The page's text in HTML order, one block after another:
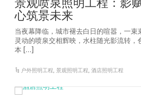
景观喷泉照明工程：影
心筑景未来
当夜幕降临，城市褪去白日的喧嚣，一束
灵动的喷泉交相辉映，水柱随光影流转，
本 […]
户外照明工程,景观照明工程,酒店照明工程